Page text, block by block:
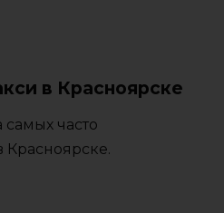
в Красноярске
часто
Красноярске.